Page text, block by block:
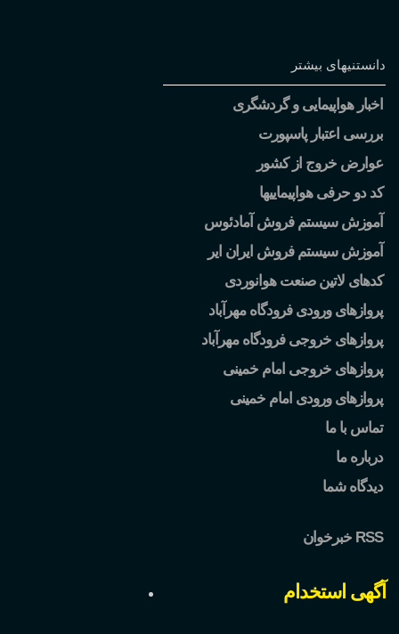
دانستنیهای بیشتر
اخبار هواپیمایی و گردشگری
بررسی اعتبار پاسپورت
عوارض خروج از کشور
کد دو حرفی هواپیماییها
آموزش سیستم فروش آمادئوس
آموزش سیستم فروش ایران ایر
کدهای لاتین صنعت هوانوردی
پروازهای ورودی فرودگاه مهرآباد
پروازهای خروجی فرودگاه مهرآباد
پروازهای خروجی امام خمینی
پروازهای ورودی امام خمینی
تماس با ما
درباره ما
دیدگاه شما
خبرخوان RSS
آگهی استخدام